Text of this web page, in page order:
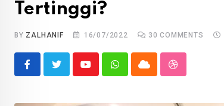
Tertinggi?
BY ZALHANIF 16/07/2022 30 COMMENTS
YoutubeWhatsappCloud StumbleUpon